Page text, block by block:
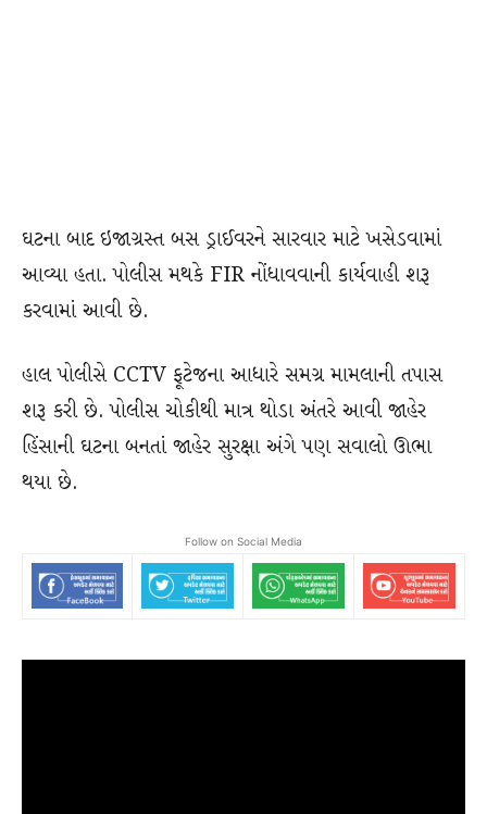
ઘટના બાદ ઇજાગ્રસ્ત બસ ડ્રાઈવરને સારવાર માટે ખસેડવામાં
આવ્યા હતા. પોલીસ મથકે FIR નોંધાવવાની કાર્યવાહી શરૂ
કરવામાં આવી છે.
હાલ પોલીસે CCTV ફૂટેજના આધારે સમગ્ર મામલાની તપાસ
શરૂ કરી છે. પોલીસ ચોકીથી માત્ર થોડા અંતરે આવી જાહેર
હિંસાની ઘટના બનતાં જાહેર સુરક્ષા અંગે પણ સવાલો ઊભા
થયા છે.
Follow on Social Media